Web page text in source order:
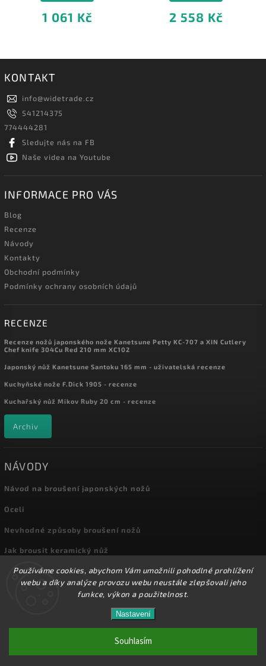
Používáme cookies, abychom Vám umožnili pohodlné prohlížení
webu a díky analýze provozu webu neustále zlepšovali jeho
funkce, výkon a použitelnost.
Nastavení
Souhlasím
Přes 8000 nožů a dalšího příslušenství máme skladem
na prodejně! Doprava od 72,-Kč!
1 061 Kč 2 558 Kč
KONTAKT
info@widetrade.cz
541214375
774444281
Sledujte nás na FB
Naše videa na Youtube
INFORMACE PRO VÁS
Blog
Recenze
Návody
Kontakty
Obchodní podmínky
Podmínky ochrany osobních údajů
RECENZE
Recenze nožů japonského nože Kanetsune Petty KC-707 a XIN Cutlery
Chef knife 304Cu Red 210 mm XC102
Japonský nůž Kanetsune Santoku 165 mm - uživatelská recenze
Kuchyňské nože F.Dick 1905 - recenze
Kuchařský nůž Mikov Ruby 20 cm - recenze
Archiv
NÁVODY
Návod na broušení japonských nožů
Oceli
Nevhodné způsoby broušení nožů
Jak brousit keramický nůž
Archiv
Kuchyňské nože. Všechna práva vyhrazena.